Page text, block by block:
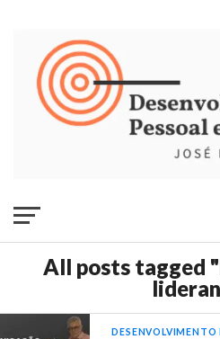
All posts tagged
DESENVOLVIMENTO